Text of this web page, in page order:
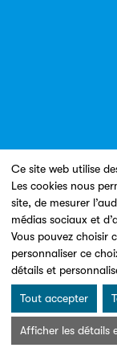
Ce site web utilise
Les cookies nous
site, de mesurer
médias sociaux et
Vous pouvez choisir
personnaliser ce
détails et
Tout accepter
Afficher les détails
Un
Mentions légales &
d’emploi à
Clic.EDIt
Clic.EDIt, pour
tous les acteurs